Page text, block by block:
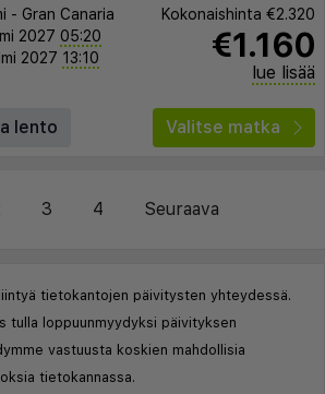
- Gran Canaria
2027 05:20
2027 13:10
Kokonaishinta €2.320
€1.160
lue lisää
lento Valitse matka
3 4 Seuraava
tietokantojen päivitysten yhteydessä.
tulla loppuunmyydyksi päivityksen
vastuusta koskien mahdollisia
tietokannassa.